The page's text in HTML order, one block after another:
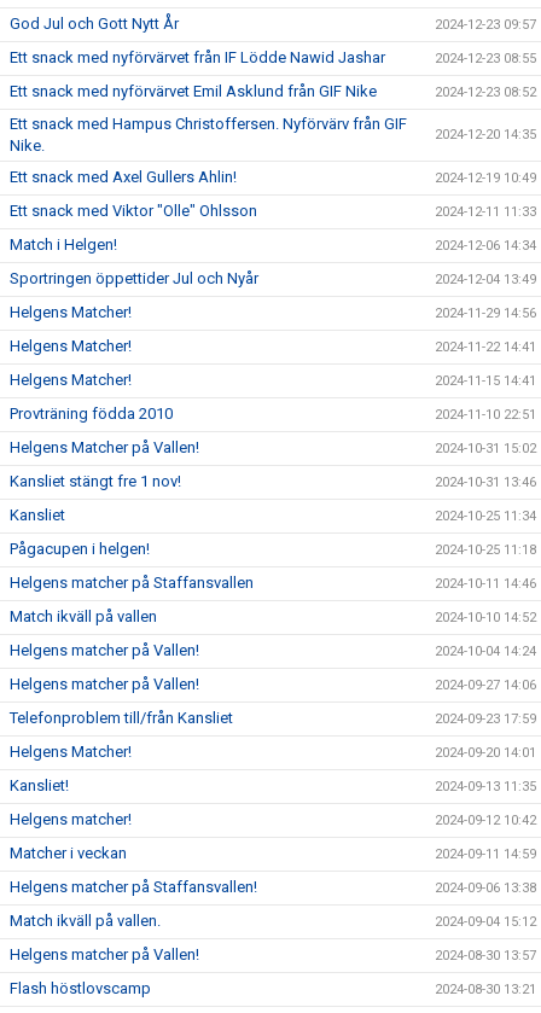
God Jul och Gott Nytt År 2024-12-23 09:57
Ett snack med nyförvärvet från IF Lödde Nawid Jashar 2024-12-23 08:55
Ett snack med nyförvärvet Emil Asklund från GIF Nike 2024-12-23 08:52
Ett snack med Hampus Christoffersen. Nyförvärv från GIF
Nike.
2024-12-20 14:35
Ett snack med Axel Gullers Ahlin! 2024-12-19 10:49
Ett snack med Viktor "Olle" Ohlsson 2024-12-11 11:33
Match i Helgen! 2024-12-06 14:34
Sportringen öppettider Jul och Nyår 2024-12-04 13:49
Helgens Matcher! 2024-11-29 14:56
Helgens Matcher! 2024-11-22 14:41
Helgens Matcher! 2024-11-15 14:41
Provträning födda 2010 2024-11-10 22:51
Helgens Matcher på Vallen! 2024-10-31 15:02
Kansliet stängt fre 1 nov! 2024-10-31 13:46
Kansliet 2024-10-25 11:34
Pågacupen i helgen! 2024-10-25 11:18
Helgens matcher på Staffansvallen 2024-10-11 14:46
Match ikväll på vallen 2024-10-10 14:52
Helgens matcher på Vallen! 2024-10-04 14:24
Helgens matcher på Vallen! 2024-09-27 14:06
Telefonproblem till/från Kansliet 2024-09-23 17:59
Helgens Matcher! 2024-09-20 14:01
Kansliet! 2024-09-13 11:35
Helgens matcher! 2024-09-12 10:42
Matcher i veckan 2024-09-11 14:59
Helgens matcher på Staffansvallen! 2024-09-06 13:38
Match ikväll på vallen. 2024-09-04 15:12
Helgens matcher på Vallen! 2024-08-30 13:57
Flash höstlovscamp 2024-08-30 13:21